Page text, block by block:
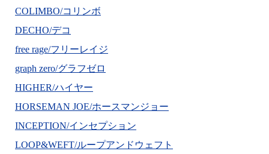
COLIMBO/コリンボ
DECHO/デコ
free rage/フリーレイジ
graph zero/グラフゼロ
HIGHER/ハイヤー
HORSEMAN JOE/ホースマンジョー
INCEPTION/インセプション
LOOP&WEFT/ループアンドウェフト